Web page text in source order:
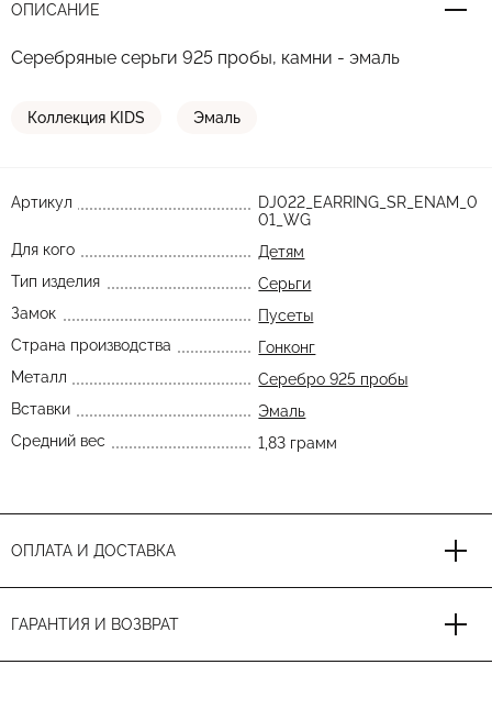
ОПИСАНИЕ
Серебряные серьги 925 пробы, камни - эмаль
Коллекция KIDS Эмаль
Артикул
DJ022_EARRING_SR_ENAM_0
01_WG
Для кого
Детям
Тип изделия
Серьги
Замок
Пусеты
Страна производства
Гонконг
Металл
Серебро 925 пробы
Вставки
Эмаль
Средний вес
1,83 грамм
ОПЛАТА И ДОСТАВКА
ГАРАНТИЯ И ВОЗВРАТ